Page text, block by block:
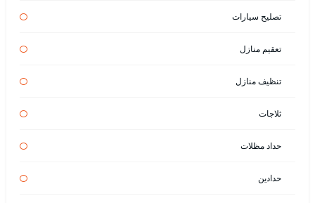
تصليح سيارات
تعقيم منازل
تنظيف منازل
ثلاجات
حداد مظلات
حدادين